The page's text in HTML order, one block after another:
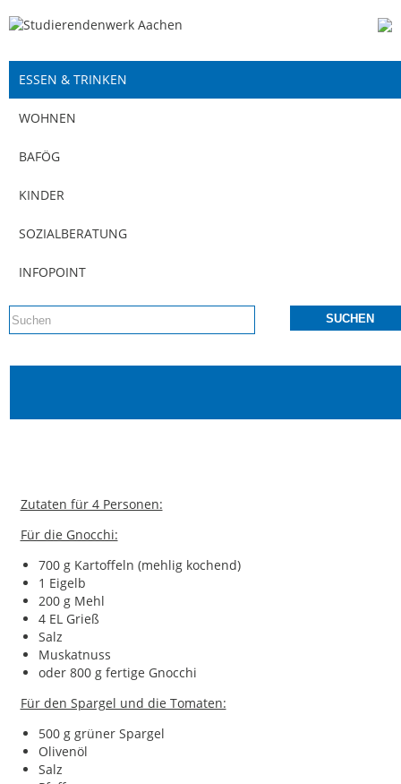
ESSEN & TRINKEN
WOHNEN
BAFÖG
KINDER
SOZIALBERATUNG
INFOPOINT
Zutaten für 4 Personen:
Für die Gnocchi:
700 g Kartoffeln (mehlig kochend)
1 Eigelb
200 g Mehl
4 EL Grieß
Salz
Muskatnuss
oder 800 g fertige Gnocchi
Für den Spargel und die Tomaten:
500 g grüner Spargel
Olivenöl
Salz